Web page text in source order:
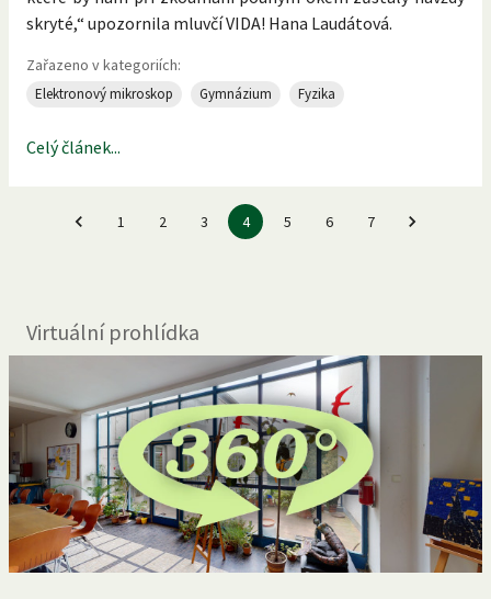
skryté,“ upozornila mluvčí VIDA! Hana Laudátová.
Zařazeno v kategoriích:
Elektronový mikroskop Gymnázium Fyzika
Celý článek...
1 2 3 4 5 6 7
Virtuální prohlídka